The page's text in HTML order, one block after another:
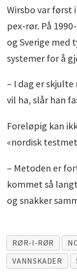
Wirsbo var først
pex-rør. På
og Sverige med
systemer for å
– I dag er
vil ha, slår han
Foreløpig kan
«nordisk
– Metoden er
kommet så
og snakker
RØR-I-RØR
VANNSKADER